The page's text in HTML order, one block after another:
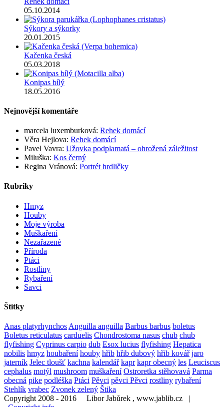
05.10.2014
Sýkory a sýkorky
20.01.2015
Kačenka česká
05.03.2018
Konipas bílý
18.05.2016
Nejnovější komentáře
marcela luxemburková: Rehek domácí
Věra Hejlova: Rehek domácí
Pavel Vavra: Užovka podplamatá – ohrožená záležitost
Miluška: Kos černý
Regina Vránová: Portrét hrdličky
Rubriky
Hmyz
Houby
Moje výroba
Muškaření
Nezařazené
Příroda
Ptáci
Rostliny
Rybaření
Savci
Štítky
Anas platyrhynchos Anguilla anguilla Barbus barbus boletus
Boletus reticulatus carduelis Chondrostoma nasus chub chub
flyfishing Cyprinus carpio dub Esox lucius flyfishing Hepatica
nobilis hmyz houbaření houby hřib hřib dubový hřib kovář jaro
jaterník Jelec tloušť kachna kalendář kapr kapr obecný les Leuciscus
cephalus motýl mushroom muškaření Ostroretka stěhovavá Parma
obecná pike podléška Ptáci Pěvci pěvci Pěvci rostliny rybaření
Stehlík vrabec Zvonek zelený Štika
Copyright 2008 - 2016 Libor Jabůrek , www.jablib.cz |